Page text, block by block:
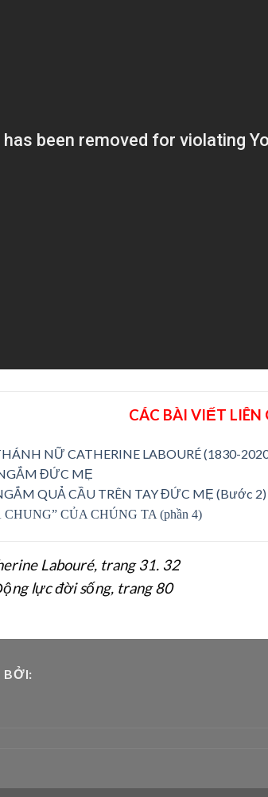
CÁC BÀI VIẾT LIÊN
NỮ CATHERINE LABOURÉ (1830-
ĐỨC MẸ
QUẢ CẦU TRÊN TAY ĐỨC MẸ (Bước 2)
CỦA CHÚNG TA (phần 4)
Labouré, trang 31. 32
lực đời sống, trang 80
BỞI: